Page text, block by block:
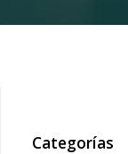
Categorías